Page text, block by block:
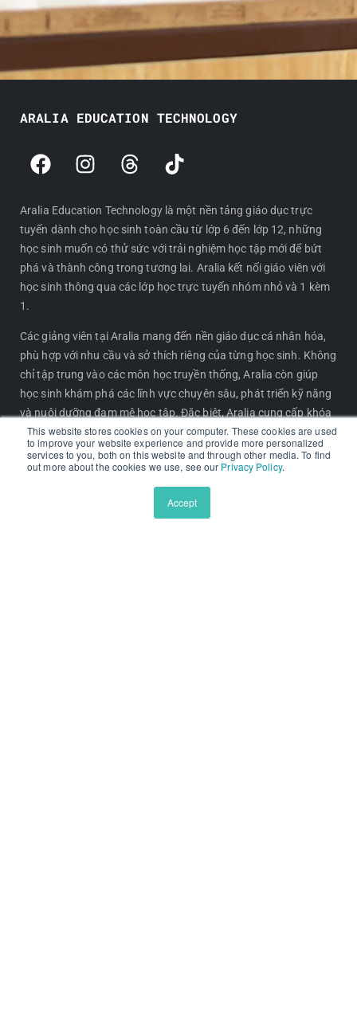
This website stores cookies on your computer. These cookies are used
to improve your website experience and provide more personalized
services to you, both on this website and through other media. To find
out more about the cookies we use, see our Privacy Policy.
Accept
ARALIA EDUCATION TECHNOLOGY
F
a
e
b
o
o
k
I
n
t
a
g
r
a
T
h
e
a
d
s
T
i
t
o
k
Aralia Education Technology là một nền tảng giáo dục trực
tuyến dành cho học sinh toàn cầu từ lớp 6 đến lớp 12, những
học sinh muốn có thử sức với trải nghiệm học tập mới để bứt
phá và thành công trong tương lai. Aralia kết nối giáo viên với
học sinh thông qua các lớp học trực tuyến nhóm nhỏ và 1 kèm
1.
Các giảng viên tại Aralia mang đến nền giáo dục cá nhân hóa,
phù hợp với nhu cầu và sở thích riêng của từng học sinh. Không
chỉ tập trung vào các môn học truyền thống, Aralia còn giúp
học sinh khám phá các lĩnh vực chuyên sâu, phát triển kỹ năng
và nuôi dưỡng đam mê học tập. Đặc biệt, Aralia cung cấp khóa
học nâng cao, trang bị kiến thức vững vàng để học sinh sẵn
sàng chinh phục giáo dục đại học.
CHƯƠNG TRÌNH NỔI BẬT